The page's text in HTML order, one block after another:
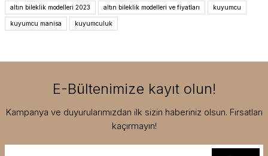
altın bileklik modelleri 2023 altın bileklik modelleri ve fiyatları kuyumcu
kuyumcu manisa kuyumculuk
E-Bültenimize kayıt olun!
Kampanya ve duyurularımızdan ilk sizin haberiniz olsun. Fırsatları
kaçırmayın!